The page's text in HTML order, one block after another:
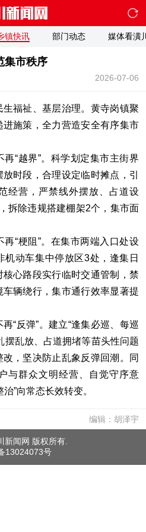
镇快讯 部门动态 媒体看潢
集市秩序
2026-07-06
福祉、基层治理。黄寺岗镇聚
施策，全力营造安全有序集市
“越界”。科学划定集市主街界
时段，合理设定临时摊点，引
经营，严禁线外摆放、占道设
拆除违规搭建棚架2个，集市面
“梗阻”。在集市两端入口处设
动车集中停放区3处，逢集日
心路段实行临时交通管制，禁
辆绕行，集市通行效率显著提
反弹”。建立“逢集必巡、每巡
摆乱放、占道拥堵等苗头性问题
，坚决防止乱象反弹回潮。同
与群众文明经营、自觉守序意
”向常态长效转变。
编辑：胡泽宇
新闻网 版权所有.
13024073号